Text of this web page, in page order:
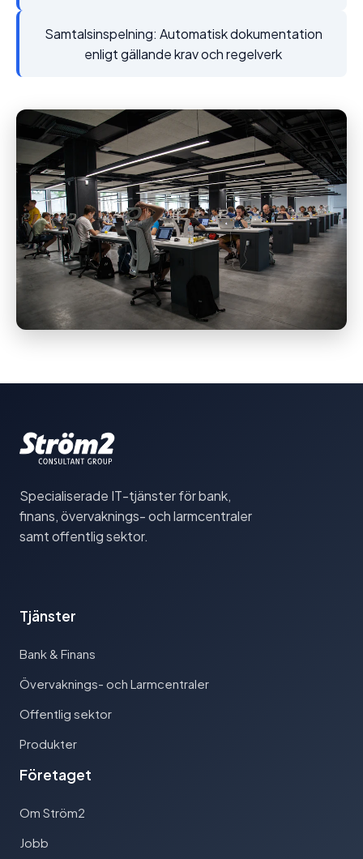
Samtalsinspelning: Automatisk dokumentation
enligt gällande krav och regelverk
Specialiserade IT-tjänster för bank,
finans, övervaknings- och larmcentraler
samt offentlig sektor.
Tjänster
Bank & Finans
Övervaknings- och Larmcentraler
Offentlig sektor
Produkter
Företaget
Om Ström2
Jobb